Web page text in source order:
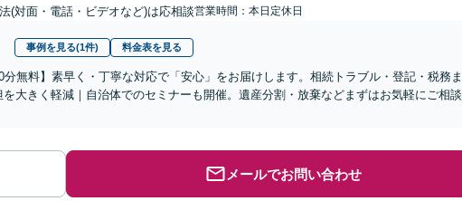
(対面・電話・ビデオなど)は応相談営業時間：本日定休日
事例を見る(1件) 料金表を見る
分無料】素早く・丁寧な対応で「安心」をお届けします。相続トラブル・登記・税務ま
大きく軽減｜自治体でのセミナーも開催。遺産分割・放棄などまずはお気軽にご相談
メールでお問い合わせ